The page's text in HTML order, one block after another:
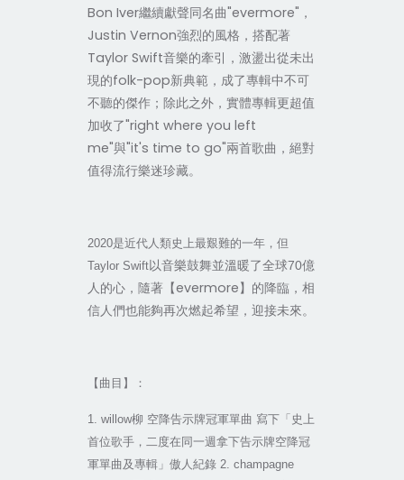
Bon Iver繼續獻聲同名曲"evermore"，
Justin Vernon強烈的風格，搭配著
Taylor Swift音樂的牽引，激盪出從未出
現的folk-pop新典範，成了專輯中不可
不聽的傑作；除此之外，實體專輯更超值
加收了"right where you left
me"與"it's time to go"兩首歌曲，絕對
值得流行樂迷珍藏。
2020是近代人類史上最艱難的一年，但
Taylor Swift以音樂鼓舞並溫暖了全球70億
人的心，隨著【evermore】的降臨，相
信人們也能夠再次燃起希望，迎接未來。
【曲目】：
1. willow柳 空降告示牌冠軍單曲 寫下「史上
首位歌手，二度在同一週拿下告示牌空降冠
軍單曲及專輯」傲人紀錄 2. champagne